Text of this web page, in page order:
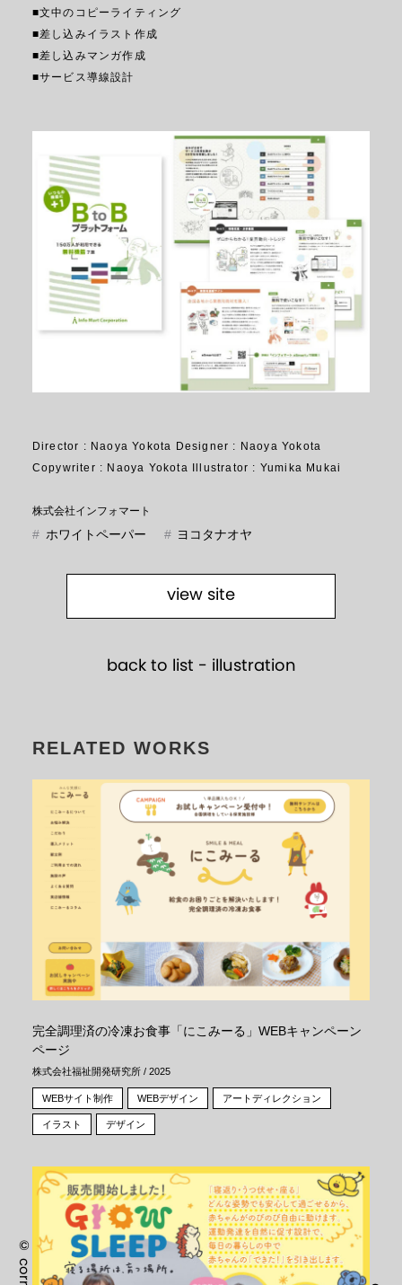
©
■文中のコピーライティング
■差し込みイラスト作成
■差し込みマンガ作成
■サービス導線設計
Director : Naoya Yokota Designer : Naoya Yokota
Copywriter : Naoya Yokota Illustrator : Yumika Mukai
株式会社インフォマート
# ホワイトペーパー # ヨコタナオヤ
view site
back to list - illustration
RELATED WORKS
完全調理済の冷凍お食事「にこみーる」WEBキャンペーン
ページ
株式会社福祉開発研究所 / 2025
WEBサイト制作 WEBデザイン アートディレクション
イラスト デザイン